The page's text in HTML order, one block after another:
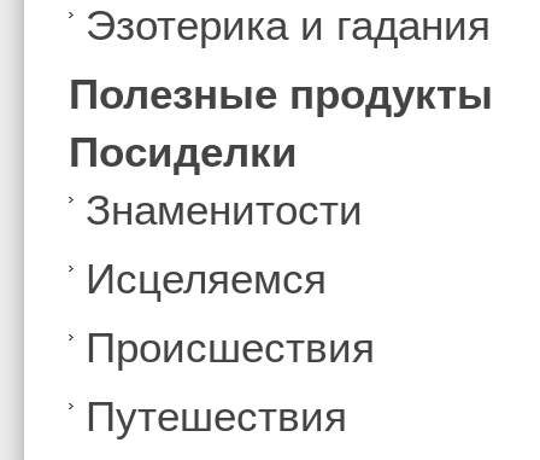
Эзотерика и гадания
Полезные продукты
Посиделки
Знаменитости
Иcцеляемся
Происшествия
Путешествия